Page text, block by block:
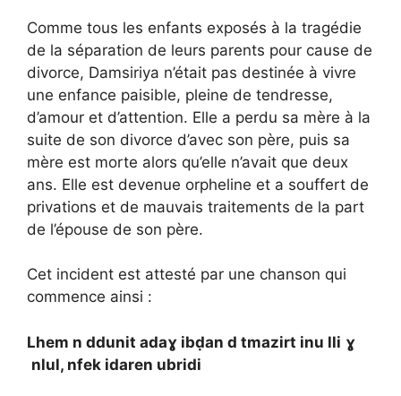
Comme tous les enfants exposés à la tragédie
de la séparation de leurs parents pour cause de
divorce, Damsiriya n’était pas destinée à vivre
une enfance paisible, pleine de tendresse,
d’amour et d’attention. Elle a perdu sa mère à la
suite de son divorce d’avec son père, puis sa
mère est morte alors qu’elle n’avait que deux
ans. Elle est devenue orpheline et a souffert de
privations et de mauvais traitements de la part
de l’épouse de son père.
Cet incident est attesté par une chanson qui
commence ainsi :
Lhem n ddunit adaɣ ibḍan d tmazirt inu lli ɣ
nlul, nfek idaren ubridi